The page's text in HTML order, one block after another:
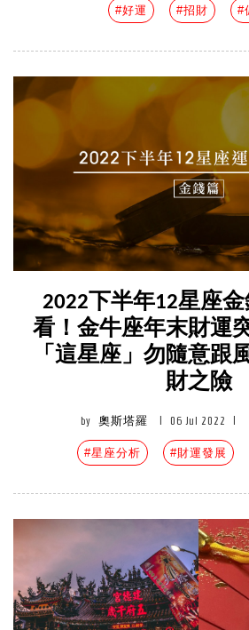
#好運 #招財 #
2022下半年12星座
看！金牛座年末財運
「這星座」勿隨意跟
財之險
by 奧斯塔羅 06 Jul 2022
#星座分析 #財運發展